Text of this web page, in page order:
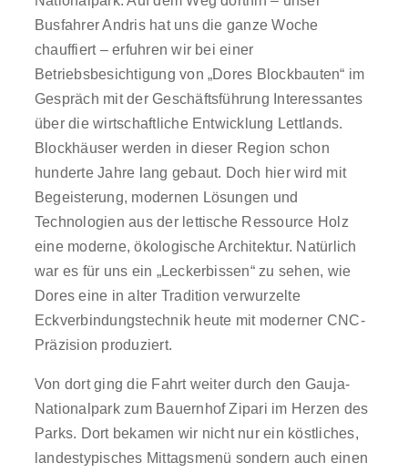
Busfahrer Andris hat uns die ganze Woche
chauffiert – erfuhren wir bei einer
Betriebsbesichtigung von „Dores Blockbauten“ im
Gespräch mit der Geschäftsführung Interessantes
über die wirtschaftliche Entwicklung Lettlands.
Blockhäuser werden in dieser Region schon
hunderte Jahre lang gebaut. Doch hier wird mit
Begeisterung, modernen Lösungen und
Technologien aus der lettische Ressource Holz
eine moderne, ökologische Architektur. Natürlich
war es für uns ein „Leckerbissen“ zu sehen, wie
Dores eine in alter Tradition verwurzelte
Eckverbindungstechnik heute mit moderner CNC-
Präzision produziert.
Von dort ging die Fahrt weiter durch den Gauja-
Nationalpark zum Bauernhof Zipari im Herzen des
Parks. Dort bekamen wir nicht nur ein köstliches,
landestypisches Mittagsmenü sondern auch einen